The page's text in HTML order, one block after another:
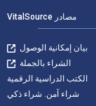
مصادر VitalSource
بيان إمكانية الوصول
الشراء بالجملة
الكتب الدراسية الرقمية
شراء آمن. شراء ذكي